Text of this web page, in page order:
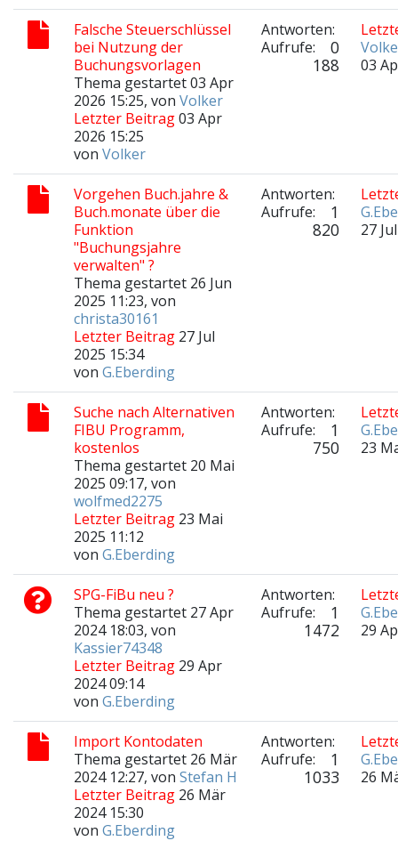
Falsche Steuerschlüssel
bei Nutzung der
Buchungsvorlagen
Thema gestartet 03 Apr
2026 15:25, von Volker
Letzter Beitrag03 Apr
2026 15:25
von Volker
Antworten:
0
Aufrufe:
188
03
Vorgehen Buch.jahre &
Buch.monate über die
Funktion
"Buchungsjahre
verwalten" ?
Thema gestartet 26 Jun
2025 11:23, von
christa30161
Letzter Beitrag 27 Jul
2025 15:34
von G.Eberding
Antworten:
1
Aufrufe:
820
27
Suche nach Alternativen
FIBU Programm,
kostenlos
Thema gestartet 20 Mai
2025 09:17, von
wolfmed2275
Letzter Beitrag 23 Mai
2025 11:12
von G.Eberding
Antworten:
1
Aufrufe:
750
23
SPG-FiBu neu ?
Thema gestartet 27 Apr
2024 18:03, von
Kassier74348
Letzter Beitrag 29 Apr
2024 09:14
von G.Eberding
Antworten:
1
Aufrufe:
1472
29
Import Kontodaten
Thema gestartet 26 Mär
2024 12:27, von Stefan H
Letzter Beitrag 26 Mär
2024 15:30
von G.Eberding
Antworten:
1
Aufrufe:
1033
26